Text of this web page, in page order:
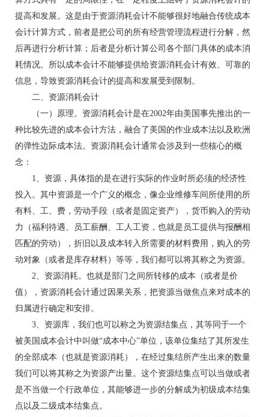
提高和发展。这是由于资源消耗会计不能够很好地融合传统成本
会计计算方式，前者是把公司的所有经营管理流程进行分解，然
后再进行分析计算；后者是分析计算公司各个部门具体的成本消
耗情况。所以成本会计不能够提供给资源消耗会计有效、可靠的
信息，导致资源消耗会计的提高和发展受到限制。
二、资源消耗会计
（一）原理。资源消耗会计是在2002年由美国事先推出的一
种比较先进的成本会计方法，融合了美国的作业成本法以及欧洲
的弹性边际成本法。资源消耗会计通常会涉及到一些核心的概
念：
1、资源，具体指的是在进行实际的作业时所必须的经济性
投入。其中资源是一个广义的概念，像企业维修车间所使用的所
有料、工、费，劳动手段（或者是固定资产），货币购入的劳动
力（福利待遇、员工薪酬、工人工资，也就是员工提供与报酬相
匹配的劳动），折旧以及成本转入所需要的材料费用，购入的劳
动对象（或者是库存材料）等等，我们都可以将其称之为资源。
2、资源消耗。也就是部门之间所转移的成本（或者是价
值），资源消耗会计通过因果关系，把资源当做焦点来对成本的
归属进行确定和安排。
3、资源库，我们也可以称之为资源结集点，其等同于一个
被美国成本会计中叫做“成本中心”单位，该单位集结了其所发生
的全部成本（也就是资源消耗），在经过集结所产生出来的数量
我们可以将其称之为资源产出量。这个资源结集点可以当做或者
是不当做一个行政单位，其能够进一步的分解成为初级成本结集
点以及二级成本结集点。